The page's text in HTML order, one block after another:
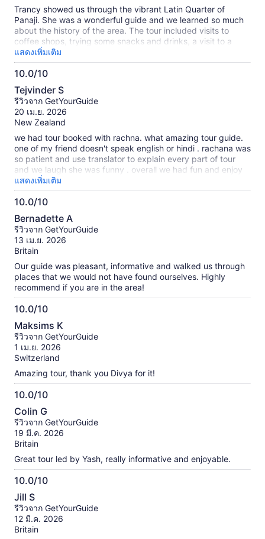
Trancy showed us through the vibrant Latin Quarter of
Panaji. She was a wonderful guide and we learned so much
about the history of the area. The tour included visits to
coffee shops, trying some snacks and drinks, a visit to a
gallery, and ended up being entertained by a talented local
singer and ukulele player. A wonderful tour and excellent
value. Highly recommended.. Thank you Trancy!
แสดงเพิ่มเติม
10.0/10
10.0
จาก
10
Tejvinder S
รีวิวจาก GetYourGuide
20 เม.ย. 2026
New Zealand
we had tour booked with rachna. what amazing tour guide.
one of my friend doesn't speak english or hindi . rachana was
so patient and use translator to explain every part of tour
and we laugh she was funny . overall we had fun and enjoy
the panjim with her . thank you so much for making this tour
amazing for us .
แสดงเพิ่มเติม
10.0/10
10.0
จาก
10
Bernadette A
รีวิวจาก GetYourGuide
13 เม.ย. 2026
Britain
Our guide was pleasant, informative and walked us through
places that we would not have found ourselves. Highly
recommend if you are in the area!
10.0/10
10.0
จาก
10
Maksims K
รีวิวจาก GetYourGuide
1 เม.ย. 2026
Switzerland
Amazing tour, thank you Divya for it!
10.0/10
10.0
จาก
10
Colin G
รีวิวจาก GetYourGuide
19 มี.ค. 2026
Britain
Great tour led by Yash, really informative and enjoyable.
10.0/10
10.0
จาก
10
Jill S
รีวิวจาก GetYourGuide
12 มี.ค. 2026
Britain